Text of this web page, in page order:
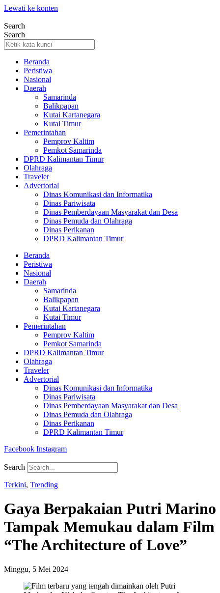
Lewati ke konten
Search
Search
Beranda
Peristiwa
Nasional
Daerah
Samarinda
Balikpapan
Kutai Kartanegara
Kutai Timur
Pemerintahan
Pemprov Kaltim
Pemkot Samarinda
DPRD Kalimantan Timur
Olahraga
Traveler
Advertorial
Dinas Komunikasi dan Informatika
Dinas Pariwisata
Dinas Pemberdayaan Masyarakat dan Desa
Dinas Pemuda dan Olahraga
Dinas Perikanan
DPRD Kalimantan Timur
Beranda
Peristiwa
Nasional
Daerah
Samarinda
Balikpapan
Kutai Kartanegara
Kutai Timur
Pemerintahan
Pemprov Kaltim
Pemkot Samarinda
DPRD Kalimantan Timur
Olahraga
Traveler
Advertorial
Dinas Komunikasi dan Informatika
Dinas Pariwisata
Dinas Pemberdayaan Masyarakat dan Desa
Dinas Pemuda dan Olahraga
Dinas Perikanan
DPRD Kalimantan Timur
Facebook Instagram
Search
Terkini, Trending
Gaya Berpakaian Putri Marino
Tampak Memukau dalam Film
“The Architecture of Love”
Minggu, 5 Mei 2024